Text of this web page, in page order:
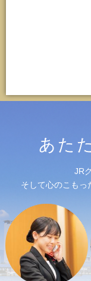
あた
JR
そして心のこもっ